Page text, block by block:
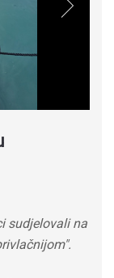
sudjelovali na